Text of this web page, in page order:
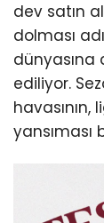
dev satın
dolması
dünyasına
ediliyor.
yansıması